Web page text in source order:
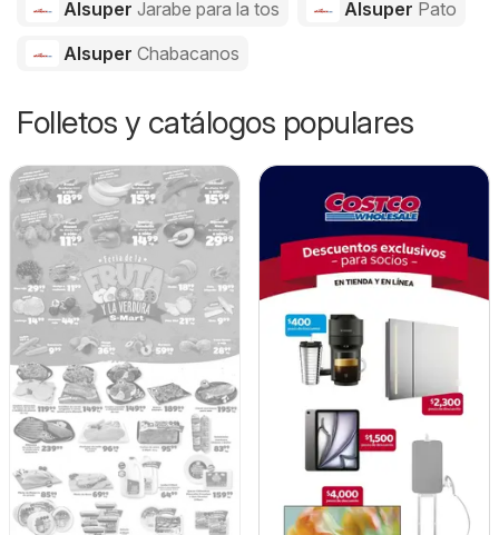
Alsuper Jarabe para la tos Alsuper Pato
Alsuper Chabacanos
Folletos y catálogos populares